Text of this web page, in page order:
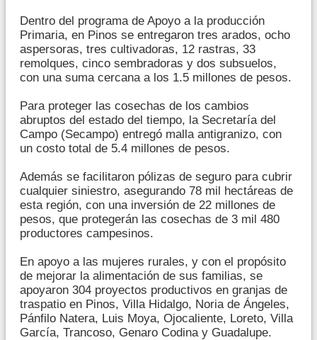
Dentro del programa de Apoyo a la producción
Primaria, en Pinos se entregaron tres arados, ocho
aspersoras, tres cultivadoras, 12 rastras, 33
remolques, cinco sembradoras y dos subsuelos,
con una suma cercana a los 1.5 millones de pesos.
Para proteger las cosechas de los cambios
abruptos del estado del tiempo, la Secretaría del
Campo (Secampo) entregó malla antigranizo, con
un costo total de 5.4 millones de pesos.
Además se facilitaron pólizas de seguro para cubrir
cualquier siniestro, asegurando 78 mil hectáreas de
esta región, con una inversión de 22 millones de
pesos, que protegerán las cosechas de 3 mil 480
productores campesinos.
En apoyo a las mujeres rurales, y con el propósito
de mejorar la alimentación de sus familias, se
apoyaron 304 proyectos productivos en granjas de
traspatio en Pinos, Villa Hidalgo, Noria de Ángeles,
Pánfilo Natera, Luis Moya, Ojocaliente, Loreto, Villa
García, Trancoso, Genaro Codina y Guadalupe.